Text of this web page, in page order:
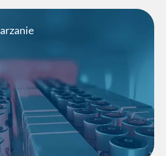
Twoją firmę w realizacji
najlepszy sposób.
Odkryj nowe możliwości